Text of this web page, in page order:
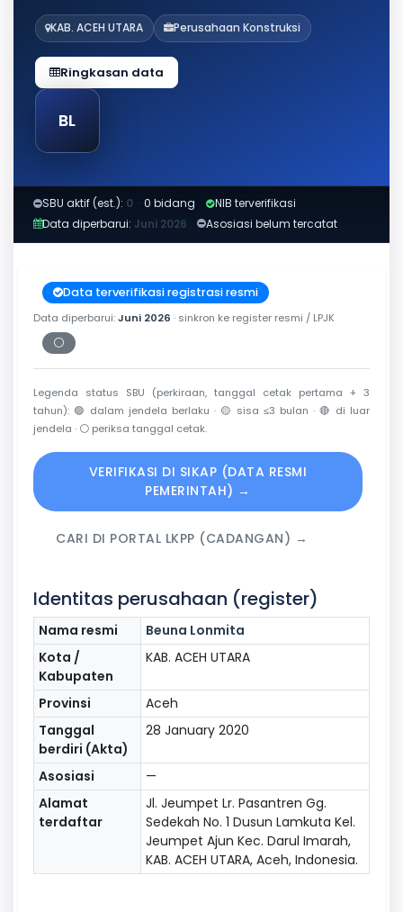
KAB. ACEH UTARA Perusahaan Konstruksi
Ringkasan data
BL
SBU aktif (est.): 0 · 0 bidang
NIB terverifikasi
Data diperbarui: Juni 2026 Asosiasi belum tercatat
Data terverifikasi registrasi resmi
Data diperbarui:Juni 2026 · sinkron ke register resmi / LPJK
⚪
Periksa tanggal cetak
Legenda status SBU (perkiraan, tanggal cetak pertama + 3
tahun): 🟢 dalam jendela berlaku · 🟡 sisa ≤3 bulan · 🔴 di luar
jendela · ⚪ periksa tanggal cetak.
VERIFIKASI DI SIKAP (DATA RESMI
PEMERINTAH) →
CARI DI PORTAL LKPP (CADANGAN) →
Identitas perusahaan (register)
Nama resmi
Beuna Lonmita
Kota /
Kabupaten
KAB. ACEH UTARA
Provinsi
Aceh
Tanggal
berdiri (Akta)
28 January 2020
Asosiasi
—
Alamat
terdaftar
Jl. Jeumpet Lr. Pasantren Gg.
Sedekah No. 1 Dusun Lamkuta Kel.
Jeumpet Ajun Kec. Darul Imarah,
KAB. ACEH UTARA, Aceh, Indonesia.